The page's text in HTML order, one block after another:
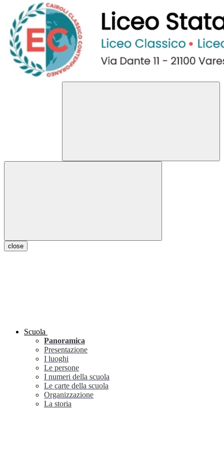
close
Scuola
Panoramica
Presentazione
I luoghi
Le persone
I numeri della scuola
Le carte della scuola
Organizzazione
La storia